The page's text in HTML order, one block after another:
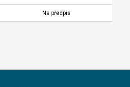
Na předpis